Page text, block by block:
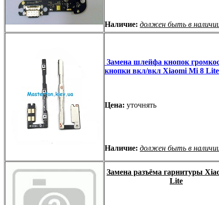
Наличие: должен быть в
Замена шлейфа кнопок
кнопки вкл/вкл Xiaomi Mi 8 Lite
Цена: уточнять
Наличие: должен быть в
Замена разъёма гарнитуры
Lite